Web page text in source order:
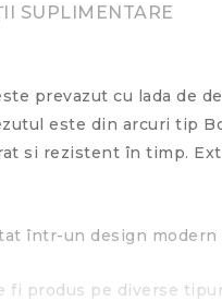
SUPLIMENTARE
prevazut cu lada de
este din arcuri tip
si rezistent în timp.
într-un design modern
fi produs pe diverse